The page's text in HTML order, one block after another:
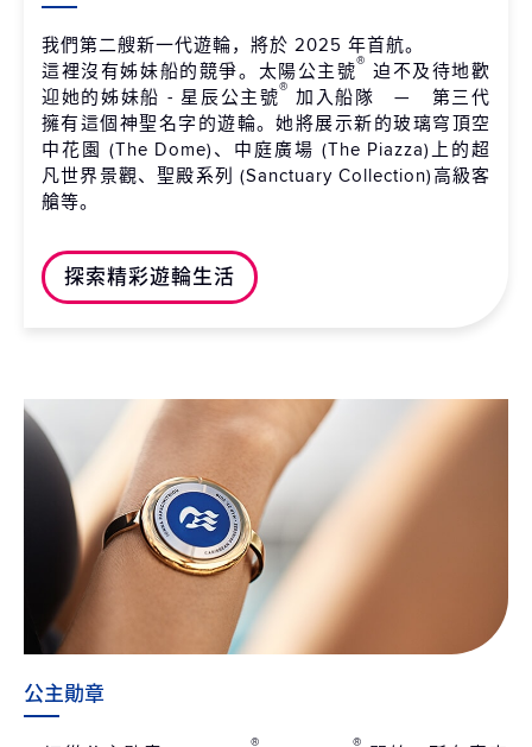
我們第二艘新一代遊輪，將於 2025 年首航。
這裡沒有姊妹船的競爭。太陽公主號® 迫不及待地歡
迎她的姊妹船 - 星辰公主號® 加入船隊 — 第三代
擁有這個神聖名字的遊輪。她將展示新的玻璃穹頂空
中花園 (The Dome)、中庭廣場 (The Piazza)上的超
凡世界景觀、聖殿系列 (Sanctuary Collection)高級客
艙等。
探索精彩遊輪生活
公主勛章